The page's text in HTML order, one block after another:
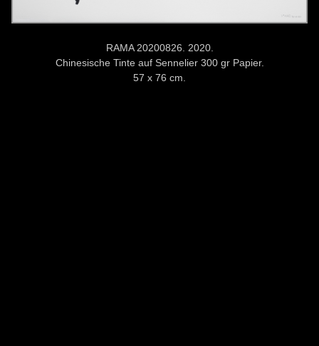
RAMA 20200826. 2020.
Chinesische Tinte auf Sennelier 300 gr Papier.
57 x 76 cm.